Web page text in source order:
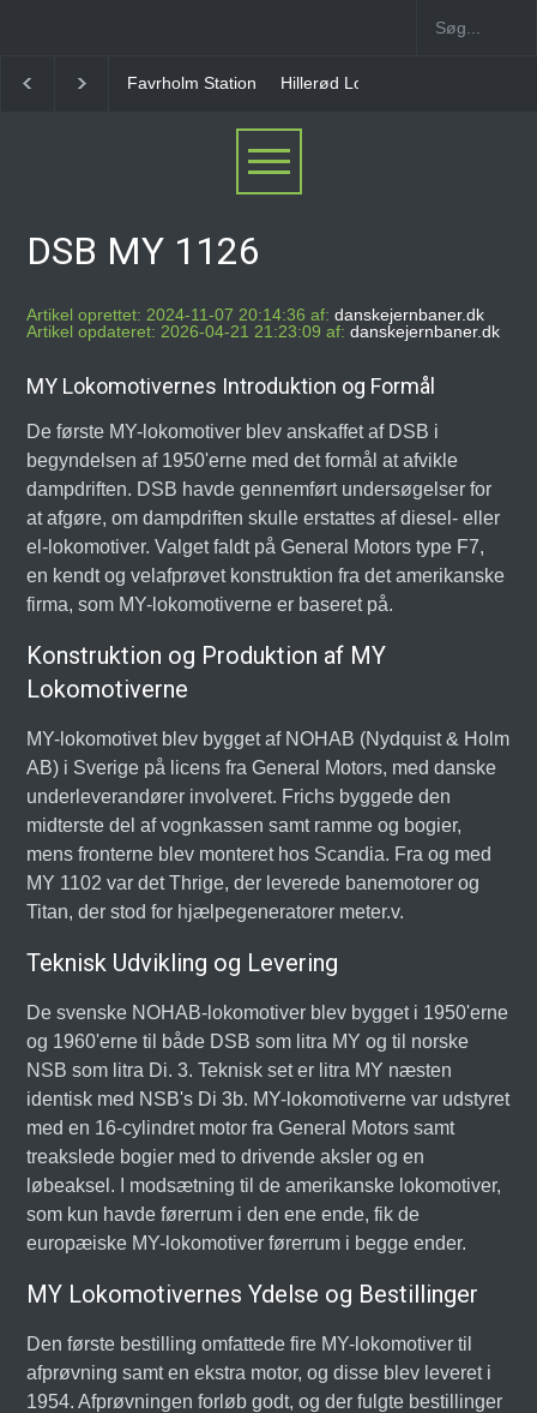
Hillerød Lokal Station Hillerød Station
DSB MY 1126
Artikel oprettet: 2024-11-07 20:14:36 af: danskejernbaner.dk
Artikel opdateret: 2026-04-21 21:23:09 af: danskejernbaner.dk
MY Lokomotivernes Introduktion og Formål
De første MY-lokomotiver blev anskaffet af DSB i
begyndelsen af 1950'erne med det formål at afvikle
dampdriften. DSB havde gennemført undersøgelser for
at afgøre, om dampdriften skulle erstattes af diesel- eller
el-lokomotiver. Valget faldt på General Motors type F7,
en kendt og velafprøvet konstruktion fra det amerikanske
firma, som MY-lokomotiverne er baseret på.
Konstruktion og Produktion af MY
Lokomotiverne
MY-lokomotivet blev bygget af NOHAB (Nydquist & Holm
AB) i Sverige på licens fra General Motors, med danske
underleverandører involveret. Frichs byggede den
midterste del af vognkassen samt ramme og bogier,
mens fronterne blev monteret hos Scandia. Fra og med
MY 1102 var det Thrige, der leverede banemotorer og
Titan, der stod for hjælpegeneratorer meter.v.
Teknisk Udvikling og Levering
De svenske NOHAB-lokomotiver blev bygget i 1950'erne
og 1960'erne til både DSB som litra MY og til norske
NSB som litra Di. 3. Teknisk set er litra MY næsten
identisk med NSB's Di 3b. MY-lokomotiverne var udstyret
med en 16-cylindret motor fra General Motors samt
treakslede bogier med to drivende aksler og en
løbeaksel. I modsætning til de amerikanske lokomotiver,
som kun havde førerrum i den ene ende, fik de
europæiske MY-lokomotiver førerrum i begge ender.
MY Lokomotivernes Ydelse og Bestillinger
Den første bestilling omfattede fire MY-lokomotiver til
afprøvning samt en ekstra motor, og disse blev leveret i
1954. Afprøvningen forløb godt, og der fulgte bestillinger